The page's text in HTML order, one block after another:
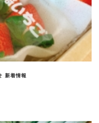
新着情報